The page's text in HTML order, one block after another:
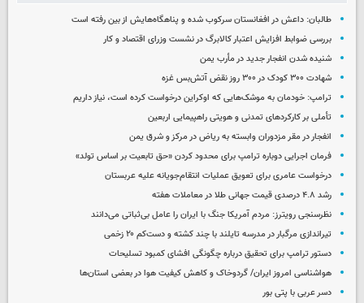
طالبان: داعش در افغانستان سرکوب شده و پناهگاه‌هایش از بین رفته است
بررسی ضوابط افزایش اعتبار کالابرگ در نشست وزرای اقتصاد و کار
شنیده شدن انفجار جدید در مأرب یمن
شهادت ۳۰۰ کودک در ۳۰۰ روز نقض آتش‌بس غزه
ترامپ: خودمان به موشک‌هایی که اوکراین درخواست کرده است، نیاز داریم
تأملی بر کارکردهای تمدنی و هویتی راهپیمایی اربعین
انفجار در مقر مزدوران وابسته به ریاض در مرکز و شرق یمن
فرمان اجرایی دوباره ترامپ برای محدود کردن «حق تابعیت بر اساس تولد»
درخواست عامری برای تعویق عملیات انتقام‌جویانه علیه عربستان
رشد ۴.۸ درصدی قیمت جهانی طلا در معاملات هفته
نظرسنجی رویترز: مردم آمریکا جنگ با ایران را عامل بی‌ثباتی می‌دانند
تیراندازی مرگبار در مدرسه‌ تایلند با چند کشته و دست‌کم ۲۰ زخمی
دستور ترامپ برای تحقیق درباره چگونگی افشای کمبود تسلیحات
هواشناسی امروز ایران/ گردوخاک و کاهش کیفیت هوا در بعضی استان‌ها
دسر عربی با پتی بور